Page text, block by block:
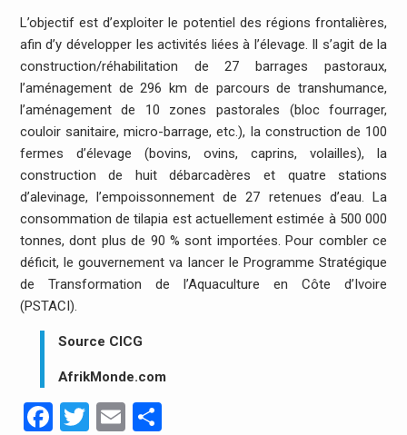
L’objectif est d’exploiter le potentiel des régions frontalières,
afin d’y développer les activités liées à l’élevage. Il s’agit de la
construction/réhabilitation de 27 barrages pastoraux,
l’aménagement de 296 km de parcours de transhumance,
l’aménagement de 10 zones pastorales (bloc fourrager,
couloir sanitaire, micro-barrage, etc.), la construction de 100
fermes d’élevage (bovins, ovins, caprins, volailles), la
construction de huit débarcadères et quatre stations
d’alevinage, l’empoissonnement de 27 retenues d’eau. La
consommation de tilapia est actuellement estimée à 500 000
tonnes, dont plus de 90 % sont importées. Pour combler ce
déficit, le gouvernement va lancer le Programme Stratégique
de Transformation de l’Aquaculture en Côte d’Ivoire
(PSTACI).
Source CICG
AfrikMonde.com
Facebook
Twitter
EmailPartager